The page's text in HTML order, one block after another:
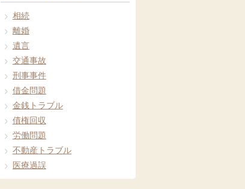
相続
離婚
遺言
交通事故
刑事事件
借金問題
金銭トラブル
債権回収
労働問題
不動産トラブル
医療過誤